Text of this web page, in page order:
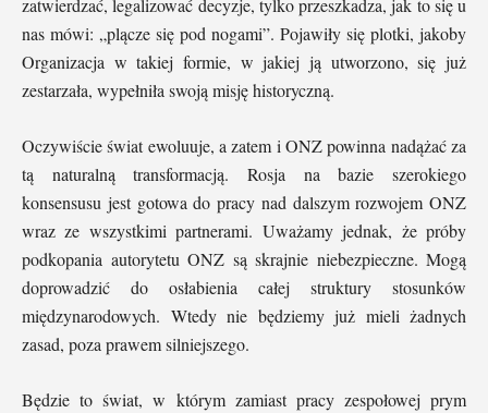
zatwierdzać, legalizować decyzje, tylko przeszkadza, jak to się u
nas mówi: „plącze się pod nogami”. Pojawiły się plotki, jakoby
Organizacja w takiej formie, w jakiej ją utworzono, się już
zestarzała, wypełniła swoją misję historyczną.
Oczywiście świat ewoluuje, a zatem i ONZ powinna nadążać za
tą naturalną transformacją. Rosja na bazie szerokiego
konsensusu jest gotowa do pracy nad dalszym rozwojem ONZ
wraz ze wszystkimi partnerami. Uważamy jednak, że próby
podkopania autorytetu ONZ są skrajnie niebezpieczne. Mogą
doprowadzić do osłabienia całej struktury stosunków
międzynarodowych. Wtedy nie będziemy już mieli żadnych
zasad, poza prawem silniejszego.
Będzie to świat, w którym zamiast pracy zespołowej prym